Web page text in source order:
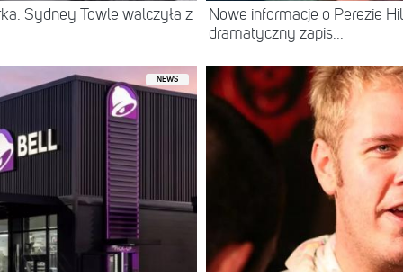
Sydney Towle walczyła z
Nowe informacje o Perezie
dramatyczny zapis...
NEWS